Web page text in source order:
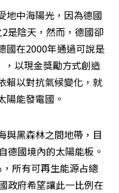
地中海陽光，因為德國
是陰天，然而，德國卻
國在2000年通過可說是
，以現金獎勵方式創造
賴以對抗氣候變化，就
陽能發電國。
與黑森林之間地帶，目
德國境內的太陽能板。
所有可再生能源占總
政府希望讓此一比例在